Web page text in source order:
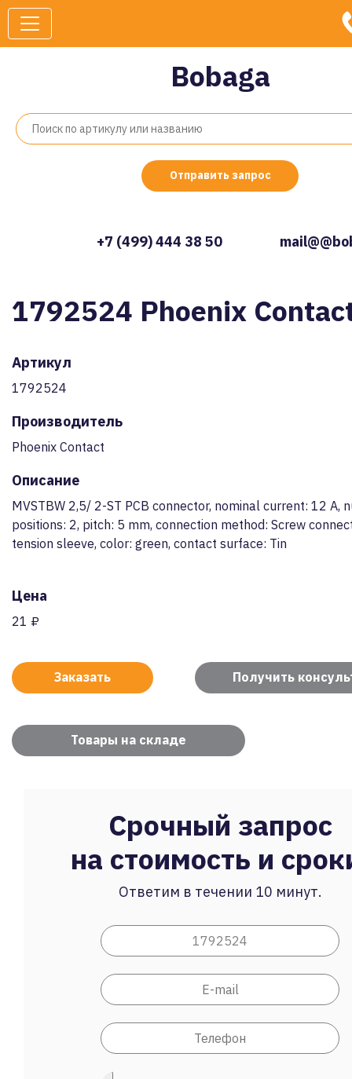
Bobaga
Отправить запрос
+7 (499) 444 38 50
1792524 Phoenix
Артикул
1792524
Производитель
Phoenix Contact
Описание
MVSTBW 2,5/ 2-ST PCB connector, nominal current: 12 A,
positions: 2, pitch: 5 mm, connection method: Screw
tension sleeve, color: green, contact surface: Tin
Цена
21 ₽
Заказать Получить
Товары на складе
Срочный запрос
на стоимость и
Ответим в течении 10 минут.